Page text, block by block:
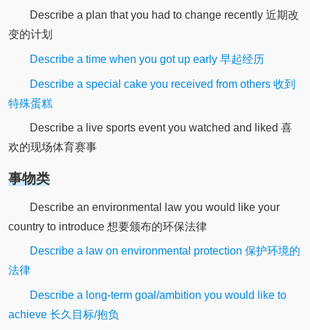
Describe a plan that you had to change recently 近期改
变的计划
Describe a time when you got up early 早起经历
Describe a special cake you received from others 收到
特殊蛋糕
Describe a live sports event you watched and liked 喜
欢的现场体育赛事
事物类
Describe an environmental law you would like your
country to introduce 想要颁布的环保法律
Describe a law on environmental protection 保护环境的
法律
Describe a long-term goal/ambition you would like to
achieve 长久目标/抱负